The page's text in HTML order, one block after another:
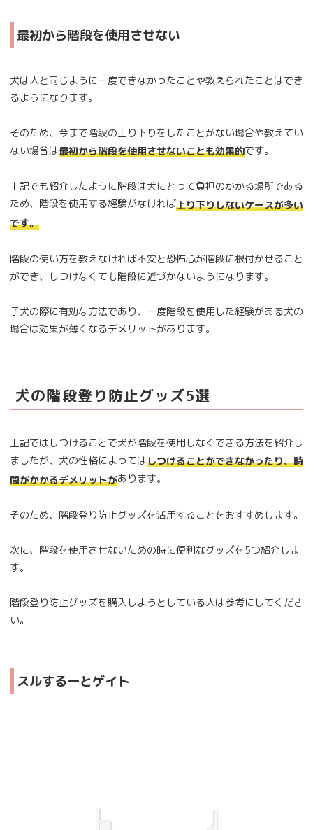
最初から階段を使用させない
犬は人と同じように一度できなかったことや教えられたことはでき
るようになります。
そのため、今まで階段の上り下りをしたことがない場合や教えてい
ない場合は最初から階段を使用させないことも効果的です。
上記でも紹介したように階段は犬にとって負担のかかる場所である
ため、階段を使用する経験がなければ上り下りしないケースが多い
です。
階段の使い方を教えなければ不安と恐怖心が階段に根付かせること
ができ、しつけなくても階段に近づかないようになります。
子犬の際に有効な方法であり、一度階段を使用した経験がある犬の
場合は効果が薄くなるデメリットがあります。
犬の階段登り防止グッズ5選
上記ではしつけることで犬が階段を使用しなくできる方法を紹介し
ましたが、犬の性格によってはしつけることができなかったり、時
間がかかるデメリットがあります。
そのため、階段登り防止グッズを活用することをおすすめします。
次に、階段を使用させないための時に便利なグッズを5つ紹介しま
す。
階段登り防止グッズを購入しようとしている人は参考にしてくださ
い。
スルするーとゲイト